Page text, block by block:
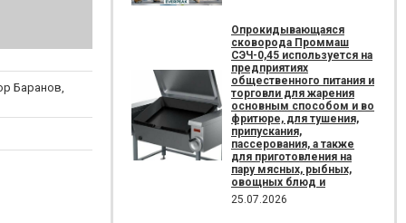
Баранов,
Опрокидывающаяся
сковорода Проммаш
СЭЧ-0,45 используется на
предприятиях
общественного питания и
торговли для жарения
основным способом и во
фритюре, для тушения,
припускания,
пассерования, а также
для приготовления на
пару мясных, рыбных,
овощных блюд и
25.07.2026